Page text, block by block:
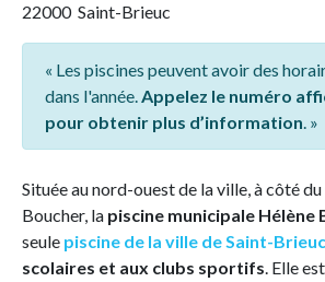
22000 Saint-Brieuc
« Les piscines peuvent avoir des
dans l'année.Appelez le numéro
pour obtenir plus d’information. »
Située au nord-ouest de la ville, à côté
Boucher, la piscine municipale Hélène
seule piscine de la ville de Saint-Brieuc
scolaires et aux clubs sportifs. Elle